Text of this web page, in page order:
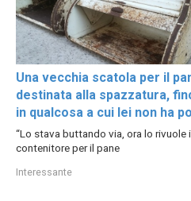
Una vecchia scatola per il
destinata alla spazzatura,
in qualcosa a cui lei non ha
“Lo stava buttando via, ora lo
contenitore per il pane
Interessante